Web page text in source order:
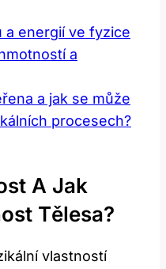
a energií ve fyzice
a
a jak se může
procesech?
A Jak
Tělesa?
vlastností